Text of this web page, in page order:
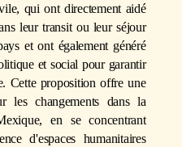
qui ont directement aidé
leur transit ou leur séjour
et ont également généré
et social pour garantir
Cette proposition offre une
les changements dans la
en se concentrant
d'espaces humanitaires